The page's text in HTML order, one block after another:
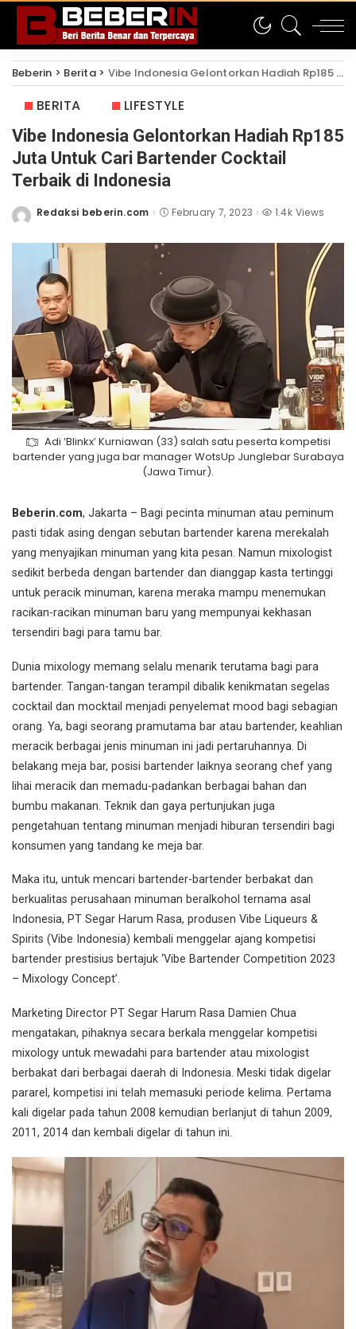
Beberin > Berita> Vibe Indonesia Gelontorkan Hadiah Rp185 Juta Untuk Cari Bartender Cocktail Terbaik di Indonesia
BERITA LIFESTYLE
Vibe Indonesia Gelontorkan Hadiah Rp185
Juta Untuk Cari Bartender Cocktail
Terbaik di Indonesia
Posted
Redaksi beberin.com February 7, 2023 1.4k Views
Adi ‘Blinkx’ Kurniawan (33) salah satu peserta kompetisi
bartender yang juga bar manager WotsUp Junglebar Surabaya
(Jawa Timur).
Beberin.com, Jakarta – Bagi pecinta minuman atau peminum
pasti tidak asing dengan sebutan bartender karena merekalah
yang menyajikan minuman yang kita pesan. Namun mixologist
sedikit berbeda dengan bartender dan dianggap kasta tertinggi
untuk peracik minuman, karena meraka mampu menemukan
racikan-racikan minuman baru yang mempunyai kekhasan
tersendiri bagi para tamu bar.
Dunia mixology memang selalu menarik terutama bagi para
bartender. Tangan-tangan terampil dibalik kenikmatan segelas
cocktail dan mocktail menjadi penyelemat mood bagi sebagian
orang. Ya, bagi seorang pramutama bar atau bartender, keahlian
meracik berbagai jenis minuman ini jadi pertaruhannya. Di
belakang meja bar, posisi bartender laiknya seorang chef yang
lihai meracik dan memadu-padankan berbagai bahan dan
bumbu makanan. Teknik dan gaya pertunjukan juga
pengetahuan tentang minuman menjadi hiburan tersendiri bagi
konsumen yang tandang ke meja bar.
Maka itu, untuk mencari bartender-bartender berbakat dan
berkualitas perusahaan minuman beralkohol ternama asal
Indonesia, PT Segar Harum Rasa, produsen Vibe Liqueurs &
Spirits (Vibe Indonesia) kembali menggelar ajang kompetisi
bartender prestisius bertajuk ‘Vibe Bartender Competition 2023
– Mixology Concept’.
Marketing Director PT Segar Harum Rasa Damien Chua
mengatakan, pihaknya secara berkala menggelar kompetisi
mixology untuk mewadahi para bartender atau mixologist
berbakat dari berbagai daerah di Indonesia. Meski tidak digelar
pararel, kompetisi ini telah memasuki periode kelima. Pertama
kali digelar pada tahun 2008 kemudian berlanjut di tahun 2009,
2011, 2014 dan kembali digelar di tahun ini.